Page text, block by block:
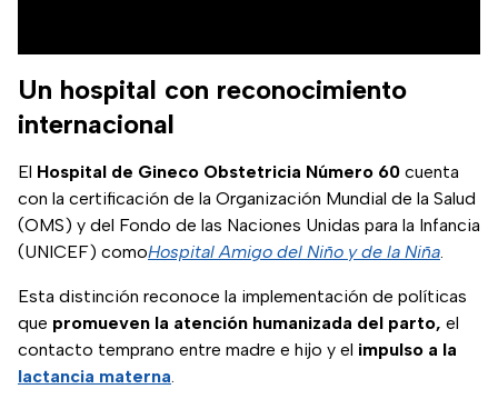
Un hospital con reconocimiento
internacional
El Hospital de Gineco Obstetricia Número 60 cuenta
con la certificación de la Organización Mundial de la Salud
(OMS) y del Fondo de las Naciones Unidas para la Infancia
(UNICEF) comoHospital Amigo del Niño y de la Niña.
Esta distinción reconoce la implementación de políticas
que promueven la atención humanizada del parto, el
contacto temprano entre madre e hijo y el impulso a la
lactancia materna.